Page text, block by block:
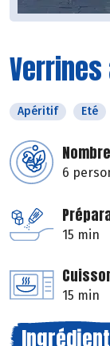
Apéritif Eté
6
15 min
15 min